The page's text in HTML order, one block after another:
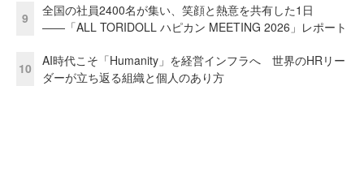
9
全国の社員2400名が集い、笑顔と熱意を共有した1日
――「ALL TORIDOLL ハピカン MEETING 2026」レポート
10
AI時代こそ「Humanity」を経営インフラへ 世界のHRリー
ダーが立ち返る組織と個人のあり方